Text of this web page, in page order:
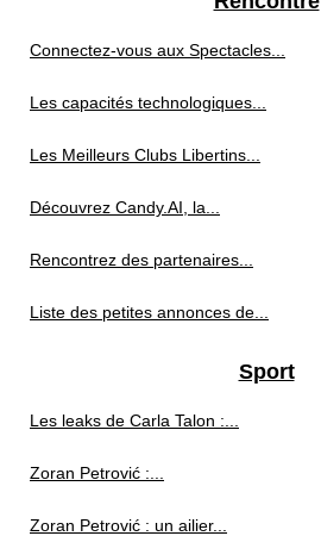
Connectez-vous aux Spectacles...
Les capacités technologiques...
Les Meilleurs Clubs Libertins...
Découvrez Candy.AI, la...
Rencontrez des partenaires...
Liste des petites annonces de...
Sport
Les leaks de Carla Talon :...
Zoran Petrović :...
Zoran Petrović : un ailier...